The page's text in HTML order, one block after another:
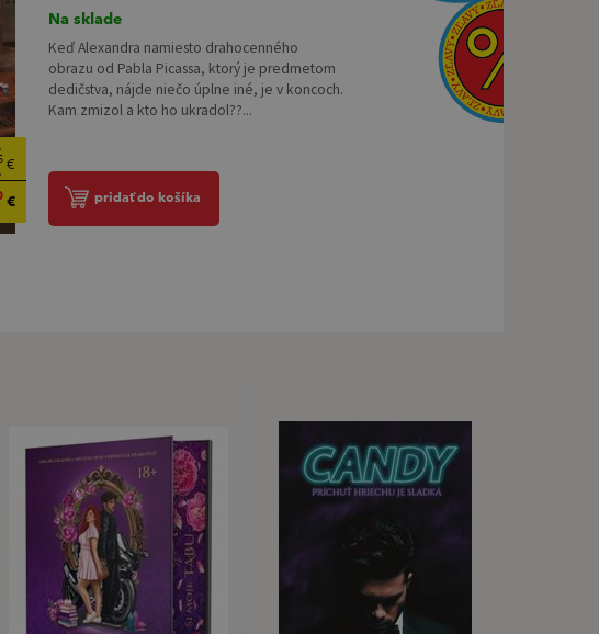
€
€
Na sklade
Keď Alexandra namiesto drahocenného
obrazu od Pabla Picassa, ktorý je predmetom
dedičstva, nájde niečo úplne iné, je v koncoch.
Kam zmizol a kto ho ukradol??...
pridať do košíka